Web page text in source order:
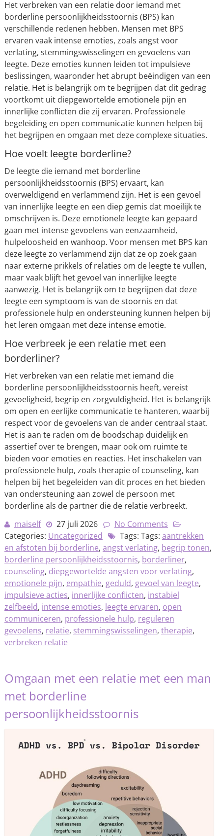
Het verbreken van een relatie door iemand met
borderline persoonlijkheidsstoornis (BPS) kan
verschillende redenen hebben. Mensen met BPS
ervaren vaak intense emoties, zoals angst voor
verlating, stemmingswisselingen en gevoelens van
leegte. Deze emoties kunnen leiden tot impulsieve
beslissingen, waaronder het abrupt beëindigen van een
relatie. Het is belangrijk om te begrijpen dat dit gedrag
voortkomt uit diepgewortelde emotionele pijn en
innerlijke conflicten die zij ervaren. Professionele
begeleiding en open communicatie kunnen helpen bij
het begrijpen en omgaan met deze complexe situaties.
Hoe voelt leegte borderline?
De leegte die iemand met borderline
persoonlijkheidsstoornis (BPS) ervaart, kan
overweldigend en verlammend zijn. Het is een gevoel
van innerlijke leegte en een diep gemis dat moeilijk te
omschrijven is. Deze emotionele leegte kan gepaard
gaan met intense gevoelens van eenzaamheid,
hulpeloosheid en wanhoop. Voor mensen met BPS kan
deze leegte zo verlammend zijn dat ze op zoek gaan
naar externe prikkels of relaties om de leegte te vullen,
maar vaak blijft het gevoel van innerlijke leegte
aanwezig. Het is belangrijk om te begrijpen dat deze
leegte een symptoom is van de stoornis en dat
professionele hulp en ondersteuning kunnen helpen bij
het leren omgaan met deze intense emotie.
Hoe verbreek je een relatie met een
borderliner?
Het verbreken van een relatie met iemand die
borderline persoonlijkheidsstoornis heeft, vereist
gevoeligheid, begrip en zorgvuldigheid. Het is belangrijk
om open en eerlijke communicatie te hanteren, waarbij
respect voor de gevoelens van de ander centraal staat.
Het is aan te raden om de boodschap duidelijk en
assertief over te brengen, maar ook om ruimte te
bieden voor emoties en reacties. Het inschakelen van
professionele hulp, zoals therapie of counseling, kan
helpen bij het begeleiden van dit proces en het bieden
van ondersteuning aan zowel de persoon met
borderline als de partner die de relatie verbreekt.
maiself
27 juli 2026
No Comments
Categories: Uncategorized Tags: Tags: aantrekken
en afstoten bij borderline, angst verlating, begrip tonen,
borderline persoonlijkheidsstoornis, borderliner,
counseling, diepgewortelde angsten voor verlating,
emotionele pijn, empathie, geduld, gevoel van leegte,
impulsieve acties, innerlijke conflicten, instabiel
zelfbeeld, intense emoties, leegte ervaren, open
communiceren, professionele hulp, reguleren
gevoelens, relatie, stemmingswisselingen, therapie,
verbreken relatie
Omgaan met een relatie met een man
met borderline
persoonlijkheidsstoornis